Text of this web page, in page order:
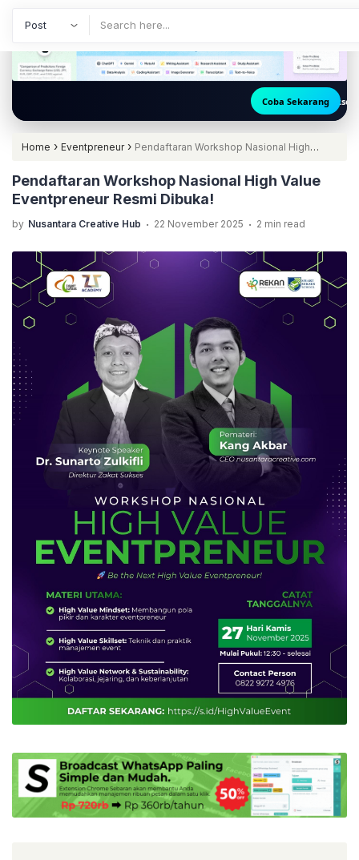
🚀 Akses ChatGPT, Claude,
Coba Sekarang
Home › Eventpreneur› Pendaftaran Workshop Nasional High
Value Eventpreneur Resmi Dibuka!
Pendaftaran Workshop Nasional High Value
Eventpreneur Resmi Dibuka!
by Nusantara Creative Hub . 22 November 2025 . 2 min read